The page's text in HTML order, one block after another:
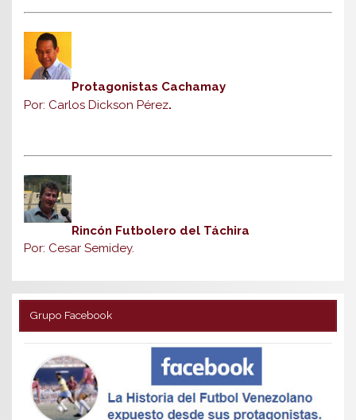
Protagonistas Cachamay
Por: Carlos Dickson Pérez.
Rincón Futbolero del Táchira
Por: Cesar Semidey.
Grupo Facebook